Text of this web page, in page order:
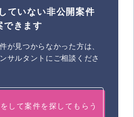
ていない非公開案件
できます
が見つからなかった方は、
サルタントにご相談くださ
して案件を探してもらう